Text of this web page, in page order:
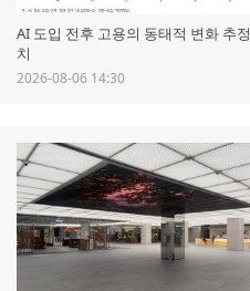
AI 도입 전후 고용의 동태적 변화 추정
치
2026-08-06 14:30